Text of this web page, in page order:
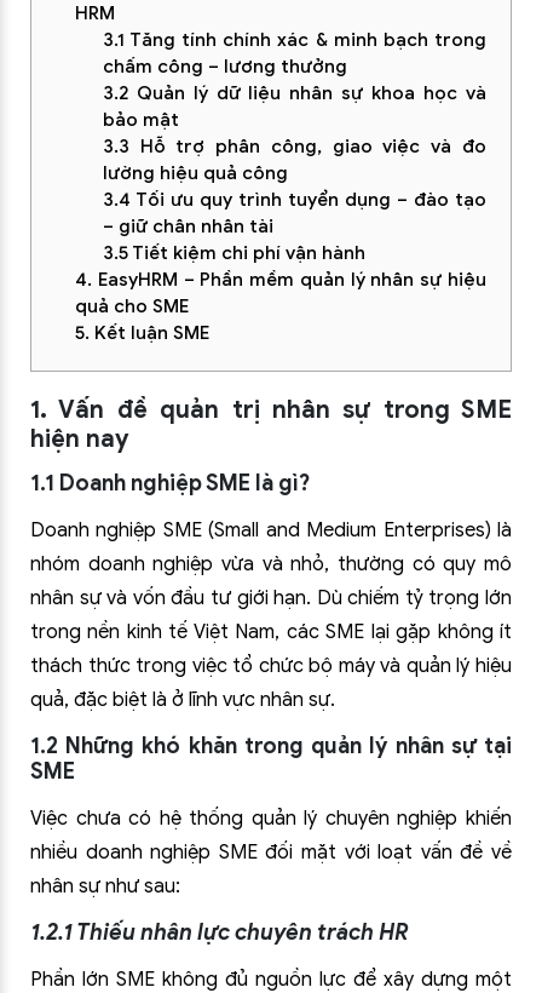
HRM
3.1 Tăng tính chính xác & minh bạch trong
chấm công – lương thưởng
3.2 Quản lý dữ liệu nhân sự khoa học và
bảo mật
3.3 Hỗ trợ phân công, giao việc và đo
lường hiệu quả công
3.4 Tối ưu quy trình tuyển dụng – đào tạo
– giữ chân nhân tài
3.5 Tiết kiệm chi phí vận hành
4. EasyHRM – Phần mềm quản lý nhân sự hiệu
quả cho SME
5. Kết luận SME
1. Vấn đề quản trị nhân sự trong SME
hiện nay
1.1 Doanh nghiệp SME là gì?
Doanh nghiệp SME (Small and Medium Enterprises) là
nhóm doanh nghiệp vừa và nhỏ, thường có quy mô
nhân sự và vốn đầu tư giới hạn. Dù chiếm tỷ trọng lớn
trong nền kinh tế Việt Nam, các SME lại gặp không ít
thách thức trong việc tổ chức bộ máy và quản lý hiệu
quả, đặc biệt là ở lĩnh vực nhân sự.
1.2 Những khó khăn trong quản lý nhân sự tại
SME
Việc chưa có hệ thống quản lý chuyên nghiệp khiến
nhiều doanh nghiệp SME đối mặt với loạt vấn đề về
nhân sự như sau:
1.2.1 Thiếu nhân lực chuyên trách HR
Phần lớn SME không đủ nguồn lực để xây dựng một